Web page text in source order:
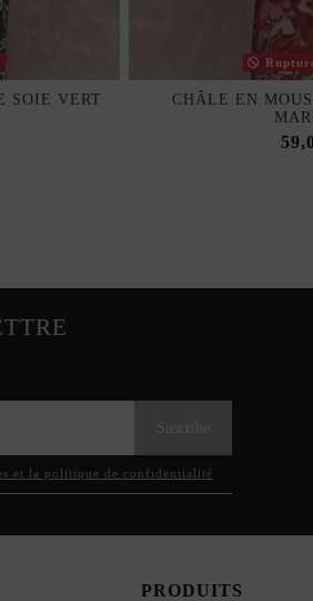
SOIE VERT
CHÂLE EN
et la politique de confidentialité
PRODUITS